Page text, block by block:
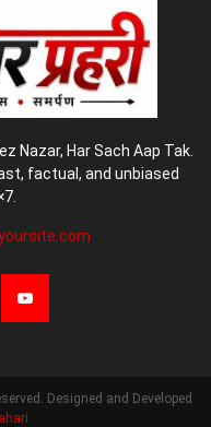
Nazar, Har Sach Aap Tak.
factual, and unbiased
Designed and Developed